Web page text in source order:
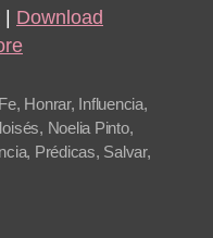
Download
Fe, Honrar, Influencia,
, Noelia Pinto,
, Prédicas, Salvar,